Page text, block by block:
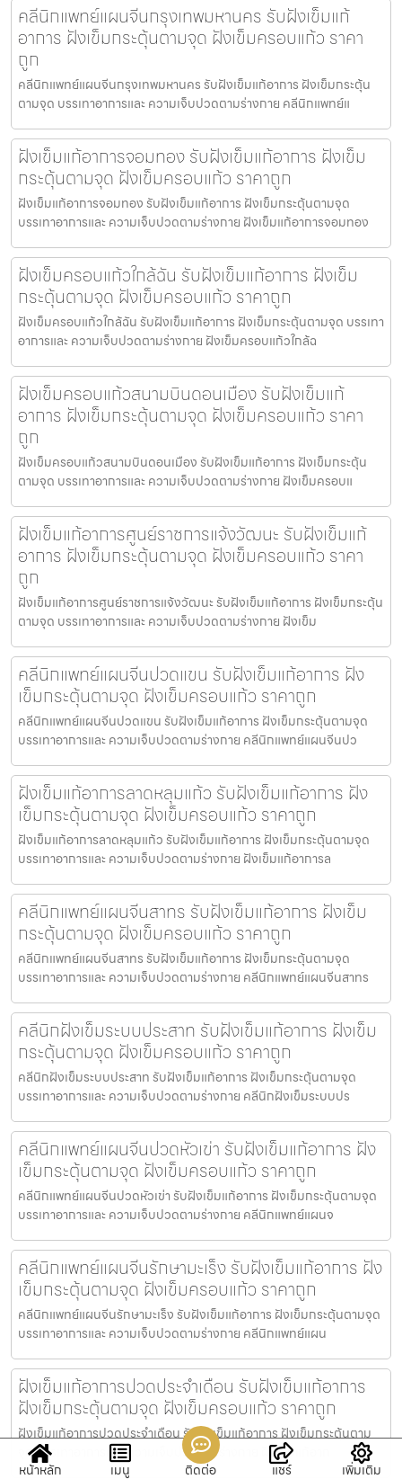
คลีนิกแพทย์แผนจีนกรุงเทพมหานคร รับฝังเข็มแก้
อาการ ฝังเข็มกระตุ้นตามจุด ฝังเข็มครอบแก้ว ราคา
ถูก
คลีนิกแพทย์แผนจีนกรุงเทพมหานคร รับฝังเข็มแก้อาการ ฝังเข็มกระตุ้น
ตามจุด บรรเทาอาการและ ความเจ็บปวดตามร่างกาย คลีนิกแพทย์แ
ฝังเข็มแก้อาการจอมทอง รับฝังเข็มแก้อาการ ฝังเข็ม
กระตุ้นตามจุด ฝังเข็มครอบแก้ว ราคาถูก
ฝังเข็มแก้อาการจอมทอง รับฝังเข็มแก้อาการ ฝังเข็มกระตุ้นตามจุด
บรรเทาอาการและ ความเจ็บปวดตามร่างกาย ฝังเข็มแก้อาการจอมทอง
ฝังเข็มครอบแก้วใกล้ฉัน รับฝังเข็มแก้อาการ ฝังเข็ม
กระตุ้นตามจุด ฝังเข็มครอบแก้ว ราคาถูก
ฝังเข็มครอบแก้วใกล้ฉัน รับฝังเข็มแก้อาการ ฝังเข็มกระตุ้นตามจุด บรรเทา
อาการและ ความเจ็บปวดตามร่างกาย ฝังเข็มครอบแก้วใกล้ฉ
ฝังเข็มครอบแก้วสนามบินดอนเมือง รับฝังเข็มแก้
อาการ ฝังเข็มกระตุ้นตามจุด ฝังเข็มครอบแก้ว ราคา
ถูก
ฝังเข็มครอบแก้วสนามบินดอนเมือง รับฝังเข็มแก้อาการ ฝังเข็มกระตุ้น
ตามจุด บรรเทาอาการและ ความเจ็บปวดตามร่างกาย ฝังเข็มครอบแ
ฝังเข็มแก้อาการศูนย์ราชการแจ้งวัฒนะ รับฝังเข็มแก้
อาการ ฝังเข็มกระตุ้นตามจุด ฝังเข็มครอบแก้ว ราคา
ถูก
ฝังเข็มแก้อาการศูนย์ราชการแจ้งวัฒนะ รับฝังเข็มแก้อาการ ฝังเข็มกระตุ้น
ตามจุด บรรเทาอาการและ ความเจ็บปวดตามร่างกาย ฝังเข็ม
คลีนิกแพทย์แผนจีนปวดแขน รับฝังเข็มแก้อาการ ฝัง
เข็มกระตุ้นตามจุด ฝังเข็มครอบแก้ว ราคาถูก
คลีนิกแพทย์แผนจีนปวดแขน รับฝังเข็มแก้อาการ ฝังเข็มกระตุ้นตามจุด
บรรเทาอาการและ ความเจ็บปวดตามร่างกาย คลีนิกแพทย์แผนจีนปว
ฝังเข็มแก้อาการลาดหลุมแก้ว รับฝังเข็มแก้อาการ ฝัง
เข็มกระตุ้นตามจุด ฝังเข็มครอบแก้ว ราคาถูก
ฝังเข็มแก้อาการลาดหลุมแก้ว รับฝังเข็มแก้อาการ ฝังเข็มกระตุ้นตามจุด
บรรเทาอาการและ ความเจ็บปวดตามร่างกาย ฝังเข็มแก้อาการล
คลีนิกแพทย์แผนจีนสาทร รับฝังเข็มแก้อาการ ฝังเข็ม
กระตุ้นตามจุด ฝังเข็มครอบแก้ว ราคาถูก
คลีนิกแพทย์แผนจีนสาทร รับฝังเข็มแก้อาการ ฝังเข็มกระตุ้นตามจุด
บรรเทาอาการและ ความเจ็บปวดตามร่างกาย คลีนิกแพทย์แผนจีนสาทร
คลีนิกฝังเข็มระบบประสาท รับฝังเข็มแก้อาการ ฝังเข็ม
กระตุ้นตามจุด ฝังเข็มครอบแก้ว ราคาถูก
คลีนิกฝังเข็มระบบประสาท รับฝังเข็มแก้อาการ ฝังเข็มกระตุ้นตามจุด
บรรเทาอาการและ ความเจ็บปวดตามร่างกาย คลีนิกฝังเข็มระบบปร
คลีนิกแพทย์แผนจีนปวดหัวเข่า รับฝังเข็มแก้อาการ ฝัง
เข็มกระตุ้นตามจุด ฝังเข็มครอบแก้ว ราคาถูก
คลีนิกแพทย์แผนจีนปวดหัวเข่า รับฝังเข็มแก้อาการ ฝังเข็มกระตุ้นตามจุด
บรรเทาอาการและ ความเจ็บปวดตามร่างกาย คลีนิกแพทย์แผนจ
คลีนิกแพทย์แผนจีนรักษามะเร็ง รับฝังเข็มแก้อาการ ฝัง
เข็มกระตุ้นตามจุด ฝังเข็มครอบแก้ว ราคาถูก
คลีนิกแพทย์แผนจีนรักษามะเร็ง รับฝังเข็มแก้อาการ ฝังเข็มกระตุ้นตามจุด
บรรเทาอาการและ ความเจ็บปวดตามร่างกาย คลีนิกแพทย์แผน
ฝังเข็มแก้อาการปวดประจําเดือน รับฝังเข็มแก้อาการ
ฝังเข็มกระตุ้นตามจุด ฝังเข็มครอบแก้ว ราคาถูก
ฝังเข็มแก้อาการปวดประจําเดือน รับฝังเข็มแก้อาการ ฝังเข็มกระตุ้นตาม
จุด บรรเทาอาการและ ความเจ็บปวดตามร่างกาย ฝังเข็มแก้อาก
หน้าหลัก
เมนู ติดต่อ แชร์ เพิ่มเติม